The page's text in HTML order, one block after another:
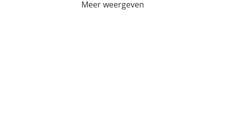
Meer weergeven